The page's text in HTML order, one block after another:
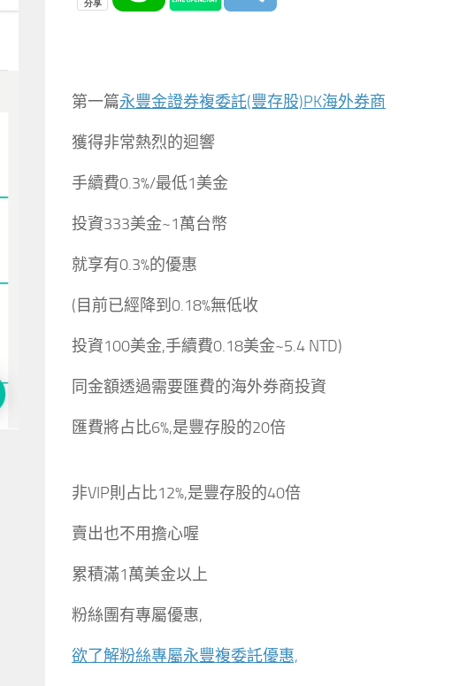
第一篇永豐金證券複委託(豐存股)PK海外券商
獲得非常熱烈的迴響
手續費0.3%/最低1美金
投資333美金~1萬台幣
就享有0.3%的優惠
(目前已經降到0.18%無低收
投資100美金,手續費0.18美金~5.4 NTD)
同金額透過需要匯費的海外券商投資
匯費將占比6%,是豐存股的20倍
非VIP則占比12%,是豐存股的40倍
賣出也不用擔心喔
累積滿1萬美金以上
粉絲團有專屬優惠,
欲了解粉絲專屬永豐複委託優惠,